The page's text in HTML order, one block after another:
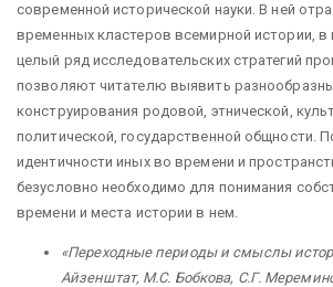
современной исторической науки. В ней
временных кластеров всемирной истории,
целый ряд исследовательских стратегий
позволяют читателю выявить
конструирования родовой, этнической,
политической, государственной общности.
идентичности иных во времени и
безусловно необходимо для понимания
времени и места истории в нем.
«Переходные периоды и смыслы
Айзенштат, М.С. Бобкова, С.Г.